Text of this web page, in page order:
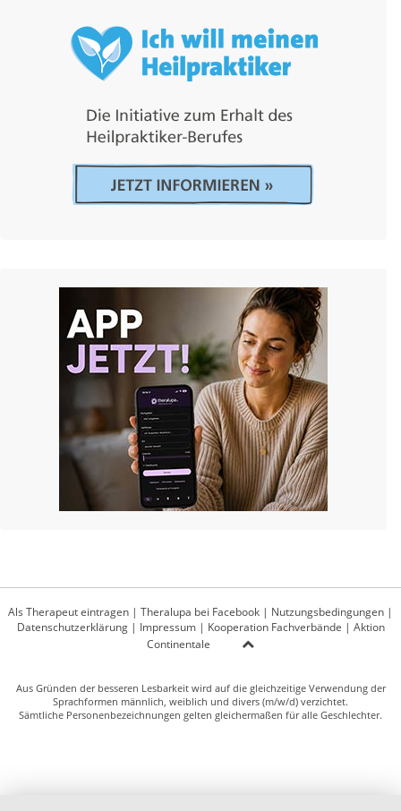
Als Therapeut eintragen | Theralupa bei Facebook | Nutzungsbedingungen |
Datenschutzerklärung| Impressum| Kooperation Fachverbände | Aktion
Continentale
Aus Gründen der besseren Lesbarkeit wird auf die gleichzeitige Verwendung der
Sprachformen männlich, weiblich und divers (m/w/d) verzichtet.
Sämtliche Personenbezeichnungen gelten gleichermaßen für alle Geschlechter.